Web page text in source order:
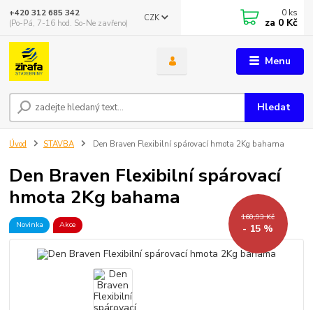
Menu
CZK
Hledat
+420 312 685 342
(Po-Pá, 7-16 hod. So-Ne zavřeno)
0 ks
za 0 Kč
Úvod STAVBA Den Braven Flexibilní spárovací hmota 2Kg bahama
Den Braven Flexibilní spárovací
hmota 2Kg bahama
Novinka Akce
160,93 Kč
- 15 %